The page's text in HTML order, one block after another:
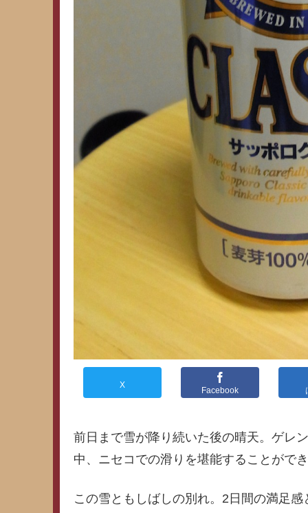
X
Facebook
前日まで雪が降り続いた後の晴天。ゲレ
中、ニセコでの滑りを堪能することがで
この雪ともしばしの別れ。2日間の満足